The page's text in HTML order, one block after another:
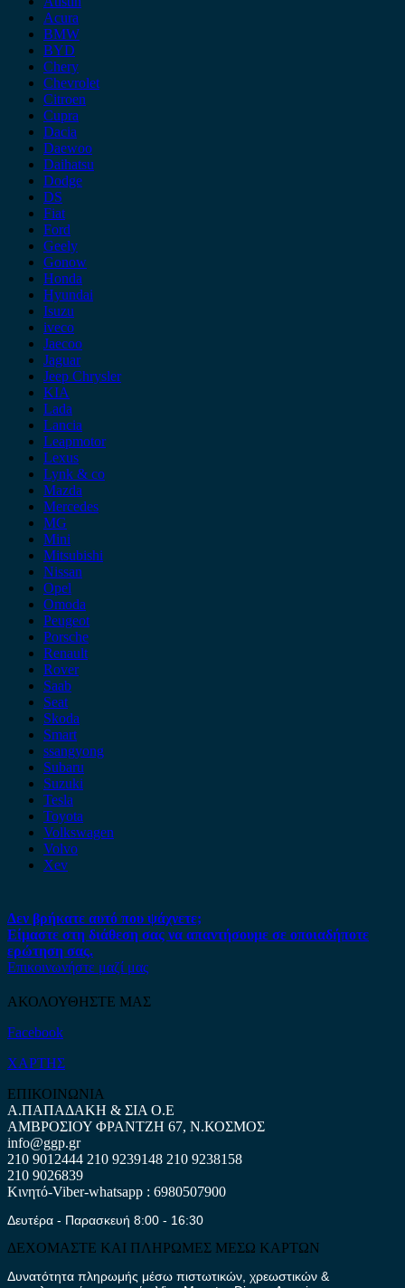
Acura
BMW
BYD
Chery
Chevrolet
Citroen
Cupra
Dacia
Daewoo
Daihatsu
Dodge
DS
Fiat
Ford
Geely
Gonow
Honda
Hyundai
Isuzu
iveco
Jaecoo
Jaguar
Jeep Chrysler
KIA
Lada
Lancia
Leapmotor
Lexus
Lynk & co
Mazda
Mercedes
MG
Mini
Mitsubishi
Nissan
Opel
Omoda
Peugeot
Porsche
Renault
Rover
Saab
Seat
Skoda
Smart
ssangyong
Subaru
Suzuki
Tesla
Toyota
Volkswagen
Volvo
Xev
Δεν βρήκατε αυτό που ψάχνετε;
Είμαστε στη διάθεση σας να απαντήσουμε σε οποιαδήποτε
ερώτηση σας.
Επικοινωνήστε μαζί μας
ΑΚΟΛΟΥΘΗΣΤΕ ΜΑΣ
Facebook
ΧΑΡΤΗΣ
ΕΠΙΚΟΙΝΩΝΙΑ
Α.ΠΑΠΑΔΑΚΗ & ΣΙΑ Ο.Ε
ΑΜΒΡΟΣΙΟΥ ΦΡΑΝΤΖΗ 67, Ν.ΚΟΣΜΟΣ
info@ggp.gr
210 9012444 210 9239148 210 9238158
210 9026839
Κινητό-Viber-whatsapp : 6980507900
Δευτέρα - Παρασκευή 8:00 - 16:30
ΔΕΧΟΜΑΣΤΕ ΚΑΙ ΠΛΗΡΩΜΕΣ ΜΕΣΩ ΚΑΡΤΩΝ
Δυνατότητα πληρωμής μέσω πιστωτικών, χρεωστικών &